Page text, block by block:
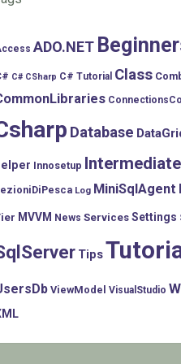
ADO.NET
C# CSharp C# Tutorial Class
Database
Innosetup Intermediate
Log MiniSqlAgent
MVVM News Services Settings
Tips
ViewModel VisualStudio